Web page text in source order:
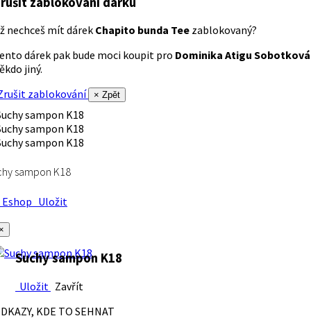
nechceš mít dárek Chapito bunda Tee zablokovaný?
dárek pak bude moci koupit pro Dominika Atigu Sobotková
jiný.
zablokování
× Zpět
sampon K18
Uložit
Suchy sampon K18
Uložit Zavřít
KDE TO SEHNAT